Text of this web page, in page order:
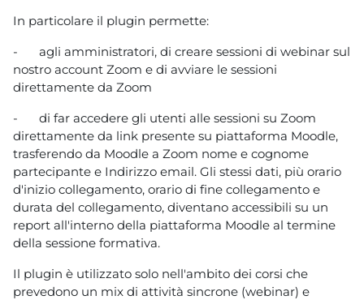
In particolare il plugin permette:
-
agli amministratori, di creare sessioni di webinar sul
nostro account Zoom e di avviare le sessioni
direttamente da Zoom
-
di far accedere gli utenti alle sessioni su Zoom
direttamente da link presente su piattaforma Moodle,
trasferendo da Moodle a Zoom nome e cognome
partecipante e Indirizzo email. Gli stessi dati, più orario
d'inizio collegamento, orario di fine collegamento e
durata del collegamento, diventano accessibili su un
report all'interno della piattaforma Moodle al termine
della sessione formativa.
Il plugin è utilizzato solo nell'ambito dei corsi che
prevedono un mix di attività sincrone (webinar) e